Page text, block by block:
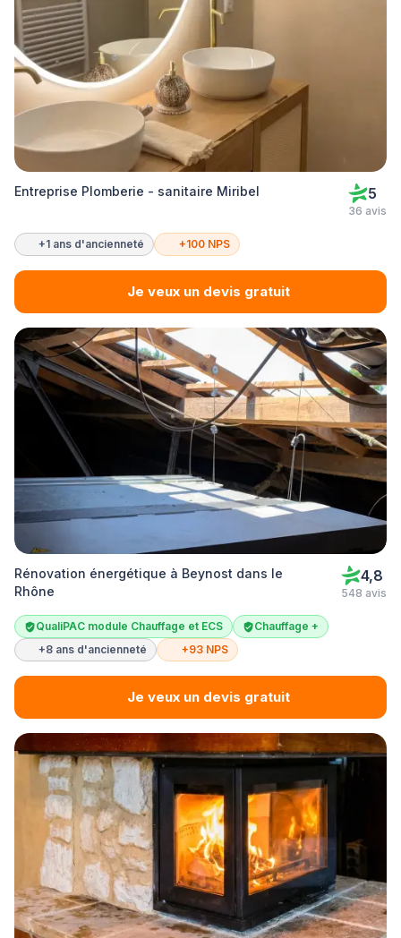
Entreprise Plomberie - sanitaire Miribel 5
36 avis
+1 ans d'ancienneté +100 NPS
Je veux un devis gratuit
Rénovation énergétique à Beynost dans le
Rhône
4,8
548 avis
QualiPAC module Chauffage et ECS
Chauffage +
+8 ans d'ancienneté
+93 NPS
Je veux un devis gratuit